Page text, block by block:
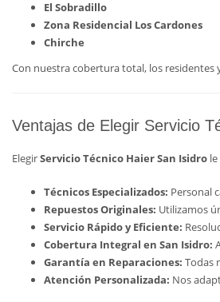
El Sobradillo
Zona Residencial Los Cardones
Chirche
Con nuestra cobertura total, los residentes
Ventajas de Elegir Servicio
ElegirServicio Técnico Haier San Isidro
Técnicos Especializados: Personal
Repuestos Originales: Utilizamos
Servicio Rápido y Eficiente:
Cobertura Integral en San Isidro:
Garantía en Reparaciones: Todas
Atención Personalizada: Nos